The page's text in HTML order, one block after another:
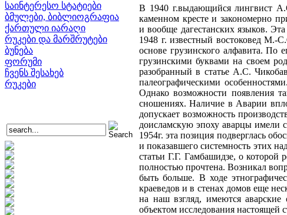
საინტერესო სტატიები
ბმულები, ბიბლიოგრაფია
ქართული იარაღი
რუკები და მარშრუტები
ბუნება
ფორუმი
ჩვენს შესახებ
რუკები
В 1940 г.выдающийся лингвист
каменном кресте и закономерно
и вообще дагестанских языков.
1948 г. известный востоковед М.-
основе грузинского алфавита. По
грузинскими буквами на своем
разобранный в статье А.С.
палеографическими
Однако возможности появления
сношениях. Наличие в Аварии
допускает возможность
доисламскую эпоху аварцы имели
1954г. эта позиция подверглась
и показавшего системность этих
статьи Г.Г. Гамбашидзе, о
полностью прочтена. Возникал
быть больше. В ходе
краеведов и в стенах домов еще
на наш взгляд, имеются
объектом исследования настоящей